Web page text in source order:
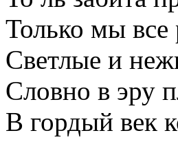
Только мы
Светлые и
Словно в эру
В гордый век